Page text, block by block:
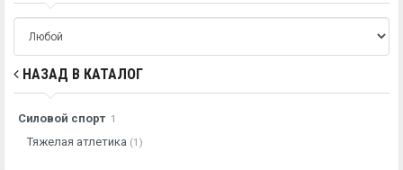
НАЗАД В КАТАЛОГ
Силовой спорт 1
Тяжелая атлетика (1)